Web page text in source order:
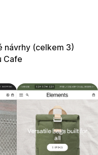
návrhy (celkem 3)
Cafe